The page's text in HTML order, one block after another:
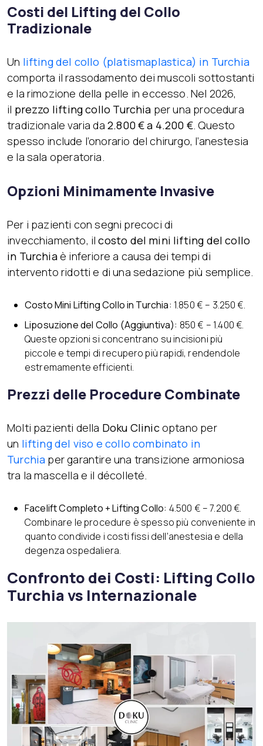
Costi del Lifting del Collo
Tradizionale
Un lifting del collo (platismaplastica) in Turchia
comporta il rassodamento dei muscoli sottostanti
e la rimozione della pelle in eccesso. Nel 2026,
il prezzo lifting collo Turchia per una procedura
tradizionale varia da 2.800 € a 4.200 €. Questo
spesso include l’onorario del chirurgo, l’anestesia
e la sala operatoria.
Opzioni Minimamente Invasive
Per i pazienti con segni precoci di
invecchiamento, ilcosto del mini lifting del collo
in Turchiaè inferiore a causa dei tempi di
intervento ridotti e di una sedazione più semplice.
Costo Mini Lifting Collo in Turchia: 1.850 € – 3.250 €.
Liposuzione del Collo (Aggiuntiva): 850 € – 1.400 €.
Queste opzioni si concentrano su incisioni più
piccole e tempi di recupero più rapidi, rendendole
estremamente efficienti.
Prezzi delle Procedure Combinate
Molti pazienti della Doku Clinicoptano per
un lifting del viso e collo combinato in
Turchia per garantire una transizione armoniosa
tra la mascella e il décolleté.
Facelift Completo + Lifting Collo: 4.500 € – 7.200 €.
Combinare le procedure è spesso più conveniente in
quanto condivide i costi fissi dell’anestesia e della
degenza ospedaliera.
Confronto dei Costi: Lifting Collo
Turchia vs Internazionale